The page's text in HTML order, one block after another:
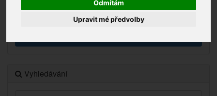
Odmítám
Upravit mé předvolby
Vyhledávání